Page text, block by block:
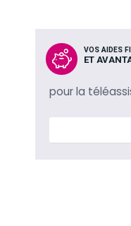
VOS AIDES
ET
pour la